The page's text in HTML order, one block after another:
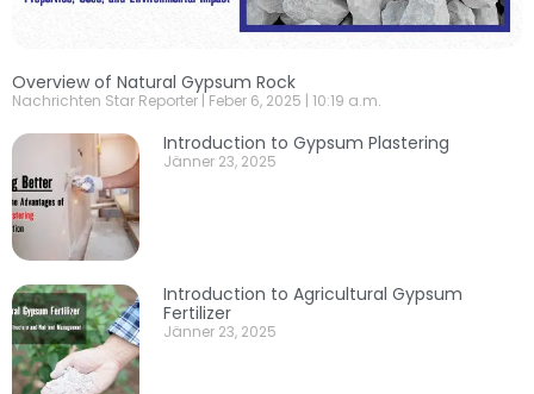
Overview of Natural Gypsum Rock
Nachrichten Star Reporter Feber 6, 2025 10:19 a.m.
Introduction to Gypsum Plastering
Jänner 23, 2025
Introduction to Agricultural Gypsum
Fertilizer
Jänner 23, 2025